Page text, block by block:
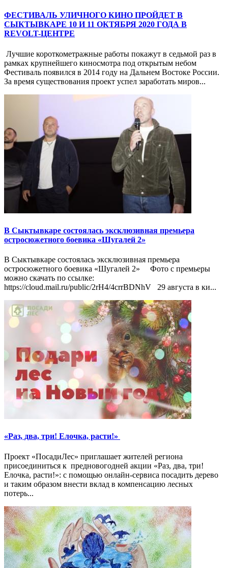
ФЕСТИВАЛЬ УЛИЧНОГО КИНО ПРОЙДЕТ В
СЫКТЫВКАРЕ 10 И 11 ОКТЯБРЯ 2020 ГОДА В
REVOLT-ЦЕНТРЕ
Лучшие короткометражные работы покажут в седьмой раз в
рамках крупнейшего киносмотра под открытым небом
Фестиваль появился в 2014 году на Дальнем Востоке России.
За время существования проект успел заработать миров...
В Сыктывкаре состоялась эксклюзивная премьера
остросюжетного боевика «Шугалей 2»
В Сыктывкаре состоялась эксклюзивная премьера
остросюжетного боевика «Шугалей 2» Фото с премьеры
можно скачать по ссылке:
https://cloud.mail.ru/public/2rH4/4crrBDNhV 29 августа в ки...
«Раз, два, три! Елочка, расти!»
Проект «ПосадиЛес» приглашает жителей региона
присоединиться к предновогодней акции «Раз, два, три!
Елочка, расти!»: с помощью онлайн-сервиса посадить дерево
и таким образом внести вклад в компенсацию лесных
потерь...